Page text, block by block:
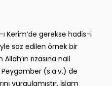
Kerim’de gerekse hadis-i
söz edilen örnek bir
rızasına nail
Peygamber (s.a.v.) de
vurgulamıştır. İslam